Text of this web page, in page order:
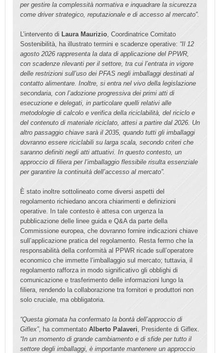
per gestire la complessità normativa e inquadrare la sicurezza
come driver strategico, reputazionale e di accesso al mercato”.
L’intervento di Laura Maurizio , Coordinatrice Comitato
Sostenibilità, ha illustrato termini e scadenze operative: “Il 12
agosto 2026 rappresenta la data di applicazione del PPWR,
con scadenze rilevanti per il settore, tra cui l’entrata in vigore
delle restrizioni sull’uso dei PFAS negli imballaggi destinati al
contatto alimentare. Inoltre, si entra nel vivo della legislazione
secondaria, con l’adozione progressiva dei primi atti di
esecuzione e delegati, in particolare quelli relativi alle
metodologie di calcolo e verifica della riciclabilità, del riciclo e
del contenuto di materiale riciclato, attesi a partire dal 2026. Un
altro passaggio chiave sarà il 2035, quando tutti gli imballaggi
dovranno essere riciclabili su larga scala, secondo criteri che
saranno definiti negli atti attuativi. In questo contesto, un
approccio di filiera per l’imballaggio flessibile risulta essenziale
per garantire la continuità dell’accesso al mercato”.
È stato inoltre sottolineato come diversi aspetti del
regolamento richiedano ancora chiarimenti e definizioni
operative. In tale contesto è attesa con urgenza la
pubblicazione delle linee guida e Q&A da parte della
Commissione europea, che dovranno fornire indicazioni chiave
sull’applicazione pratica del regolamento. Resta fermo che la
responsabilità della conformità al PPWR ricade sull’operatore
economico che immette l’imballaggio sul mercato; tuttavia, il
regolamento rafforza in modo significativo gli obblighi di
comunicazione e trasferimento delle informazioni lungo la
filiera, rendendo la collaborazione tra fornitori e produttori non
solo cruciale, ma obbligatoria.
“Questa giornata ha confermato la bontà dell’approccio di
Giflex”, ha commentato Alberto Palaveri , Presidente di Giflex.
“In un momento di grande cambiamento e di sfide per tutto il
settore degli imballaggi, è importante mantenere un approccio